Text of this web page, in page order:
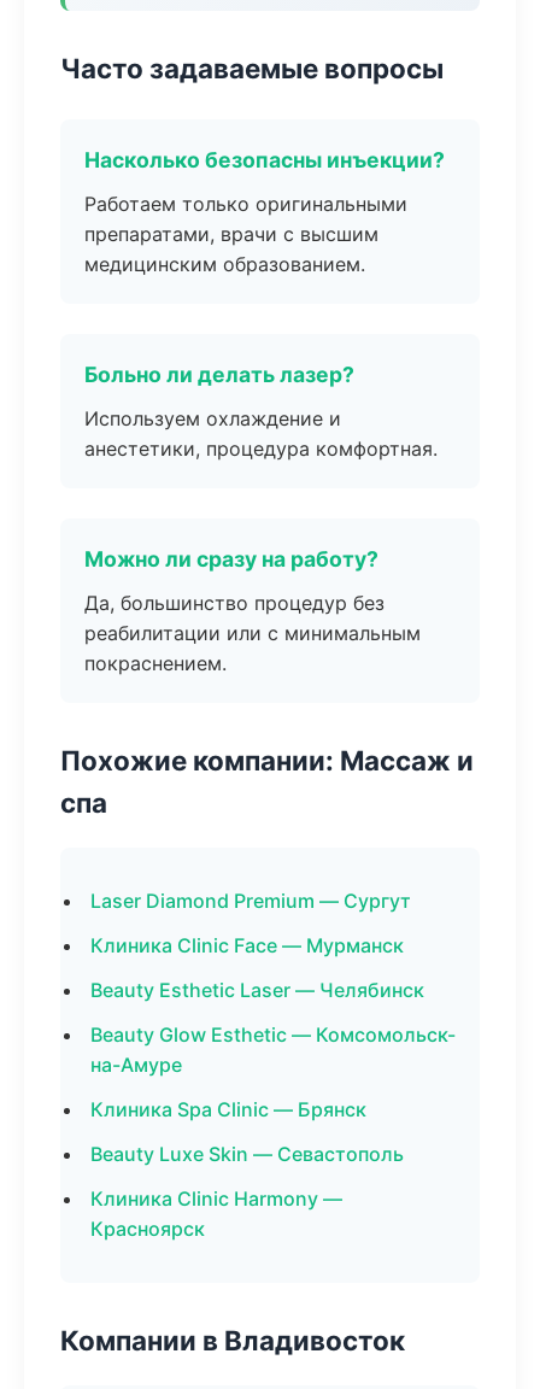
Часто задаваемые вопросы
Насколько безопасны инъекции?
Работаем только оригинальными
препаратами, врачи с высшим
медицинским образованием.
Больно ли делать лазер?
Используем охлаждение и
анестетики, процедура комфортная.
Можно ли сразу на работу?
Да, большинство процедур без
реабилитации или с минимальным
покраснением.
Похожие компании: Массаж и
спа
Laser Diamond Premium — Сургут
Клиника Clinic Face — Мурманск
Beauty Esthetic Laser — Челябинск
Beauty Glow Esthetic — Комсомольск-
на-Амуре
Клиника Spa Clinic — Брянск
Beauty Luxe Skin — Севастополь
Клиника Clinic Harmony —
Красноярск
Компании в Владивосток